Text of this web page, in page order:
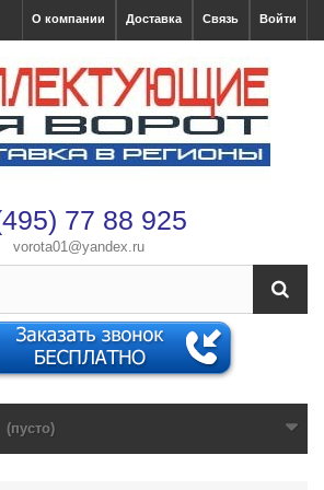
Войти
Связь
Доставка
О компании
77 88 925
vorota01@yandex.ru
(пусто)
с вами свяжется менеджер